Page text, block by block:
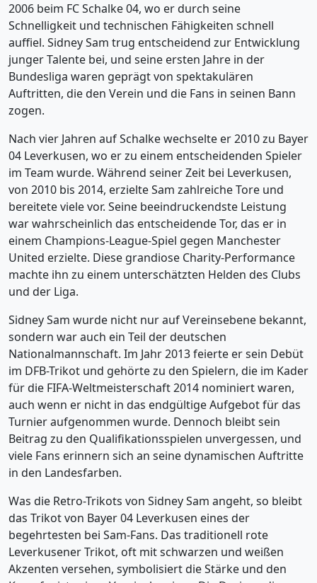
2006 beim FC Schalke 04, wo er durch seine
Schnelligkeit und technischen Fähigkeiten schnell
auffiel. Sidney Sam trug entscheidend zur Entwicklung
junger Talente bei, und seine ersten Jahre in der
Bundesliga waren geprägt von spektakulären
Auftritten, die den Verein und die Fans in seinen Bann
zogen.
Nach vier Jahren auf Schalke wechselte er 2010 zu Bayer
04 Leverkusen, wo er zu einem entscheidenden Spieler
im Team wurde. Während seiner Zeit bei Leverkusen,
von 2010 bis 2014, erzielte Sam zahlreiche Tore und
bereitete viele vor. Seine beeindruckendste Leistung
war wahrscheinlich das entscheidende Tor, das er in
einem Champions-League-Spiel gegen Manchester
United erzielte. Diese grandiose Charity-Performance
machte ihn zu einem unterschätzten Helden des Clubs
und der Liga.
Sidney Sam wurde nicht nur auf Vereinsebene bekannt,
sondern war auch ein Teil der deutschen
Nationalmannschaft. Im Jahr 2013 feierte er sein Debüt
im DFB-Trikot und gehörte zu den Spielern, die im Kader
für die FIFA-Weltmeisterschaft 2014 nominiert waren,
auch wenn er nicht in das endgültige Aufgebot für das
Turnier aufgenommen wurde. Dennoch bleibt sein
Beitrag zu den Qualifikationsspielen unvergessen, und
viele Fans erinnern sich an seine dynamischen Auftritte
in den Landesfarben.
Was die Retro-Trikots von Sidney Sam angeht, so bleibt
das Trikot von Bayer 04 Leverkusen eines der
begehrtesten bei Sam-Fans. Das traditionell rote
Leverkusener Trikot, oft mit schwarzen und weißen
Akzenten versehen, symbolisiert die Stärke und den